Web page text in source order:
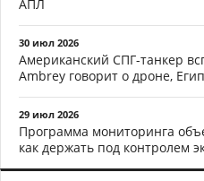
АПЛ
30 июл 2026
Американский СПГ-танкер
Ambrey говорит о дроне,
29 июл 2026
Программа мониторинга
как держать под контролем